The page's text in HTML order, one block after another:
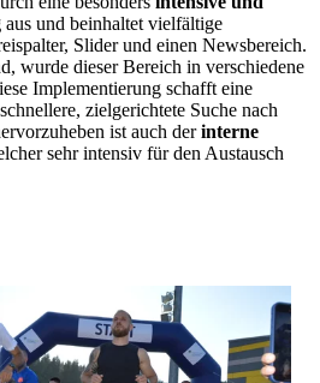
aus und beinhaltet vielfältige
Slider und einen Newsbereich.
wurde dieser Bereich in verschiedene
Implementierung schafft eine
zielgerichtete Suche nach
ist auch derinterne
sehr intensiv für den Austausch